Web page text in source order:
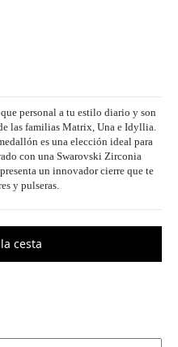
personal a tu estilo diario y son
las familias Matrix, Una e Idyllia.
es una elección ideal para
con una Swarovski Zirconia
un innovador cierre que te
y pulseras.